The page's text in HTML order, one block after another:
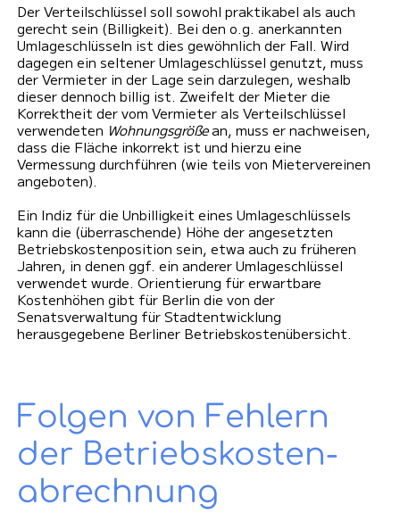
Der Verteilschlüssel soll sowohl praktikabel als auch
gerecht sein (Billigkeit). Bei den o.g. anerkannten
Umlageschlüsseln ist dies gewöhnlich der Fall. Wird
dagegen ein seltener Umlageschlüssel genutzt, muss
der Vermieter in der Lage sein darzulegen, weshalb
dieser dennoch billig ist. Zweifelt der Mieter die
Korrektheit der vom Vermieter als Verteilschlüssel
verwendeten Wohnungsgrößean, muss er nachweisen,
dass die Fläche inkorrekt ist und hierzu eine
Vermessung durchführen (wie teils von Mietervereinen
angeboten).
Ein Indiz für die Unbilligkeit eines Umlageschlüssels
kann die (überraschende) Höhe der angesetzten
Betriebskostenposition sein, etwa auch zu früheren
Jahren, in denen ggf. ein anderer Umlageschlüssel
verwendet wurde. Orientierung für erwartbare
Kostenhöhen gibt für Berlin die von der
Senatsverwaltung für Stadtentwicklung
herausgegebene Berliner Betriebskostenübersicht.
Folgen von Fehlern
der Betriebskosten­
abrechnung